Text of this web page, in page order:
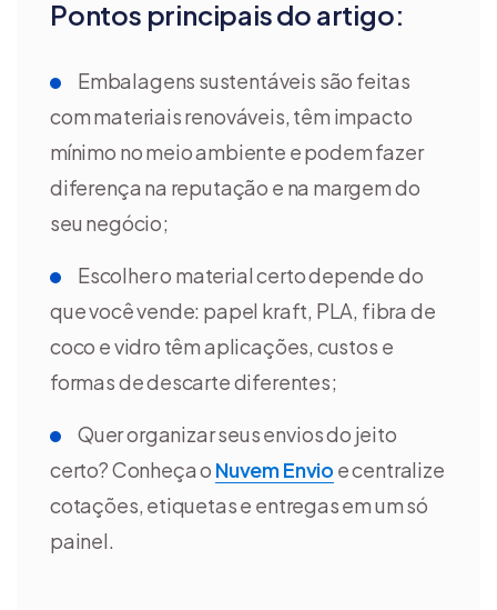
Pontos principais do artigo:
Embalagens sustentáveis são feitas
com materiais renováveis, têm impacto
mínimo no meio ambiente e podem fazer
diferença na reputação e na margem do
seu negócio;
Escolher o material certo depende do
que você vende: papel kraft, PLA, fibra de
coco e vidro têm aplicações, custos e
formas de descarte diferentes;
Quer organizar seus envios do jeito
certo? Conheça o Nuvem Envio e centralize
cotações, etiquetas e entregas em um só
painel.